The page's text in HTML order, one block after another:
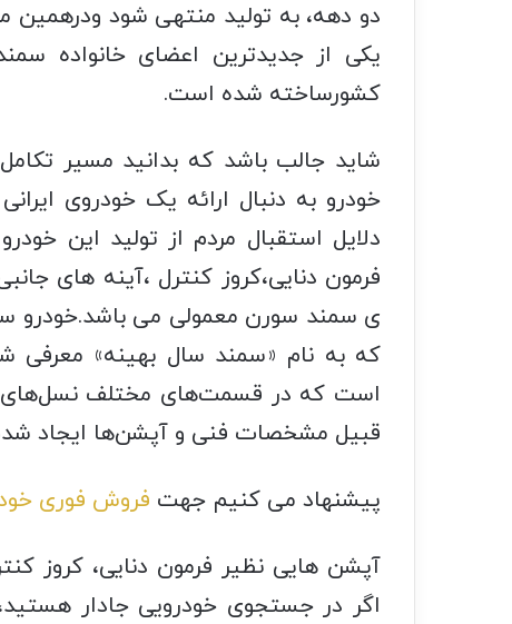
دو دهه، به تولید منتهی شود ودرهمین
یکی از جدیدترین اعضای خانواده
کشورساخته شده است.
شاید جالب باشد که بدانید مسیر
دلایل استقبال مردم از تولید این
فرمون دنایی،کروز کنترل ،آینه های
ی سمند سورن معمولی می باشد.خودرو
که به نام «سمند سال بهینه» معرفی
است که در قسمت‌های مختلف نسل‌های
قبیل مشخصات فنی و آپشن‌ها ایجاد
پیشنهاد می کنیم جهت فروش فوری
آپشن هایی نظیر فرمون دنایی، کروز
اگر در جستجوی خودرویی جادار